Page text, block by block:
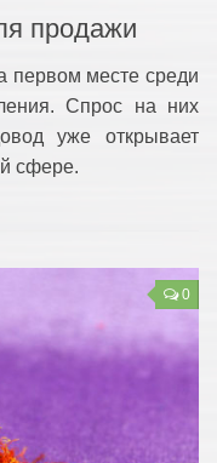
продажи
первом месте среди
Спрос на них
уже открывает
сфере.
0